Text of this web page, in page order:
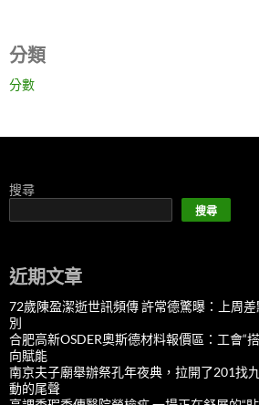
分類
分數
搜尋
搜尋
近期文章
72歲陳盈潔逝世訊頻傳 許常德驚曝：上周
別
合肥高新OSDER奧斯德材料報價區：工會“
向賦能
南京夫子廟舉辦祭孔年夜典，拉開了201找
動的尾聲